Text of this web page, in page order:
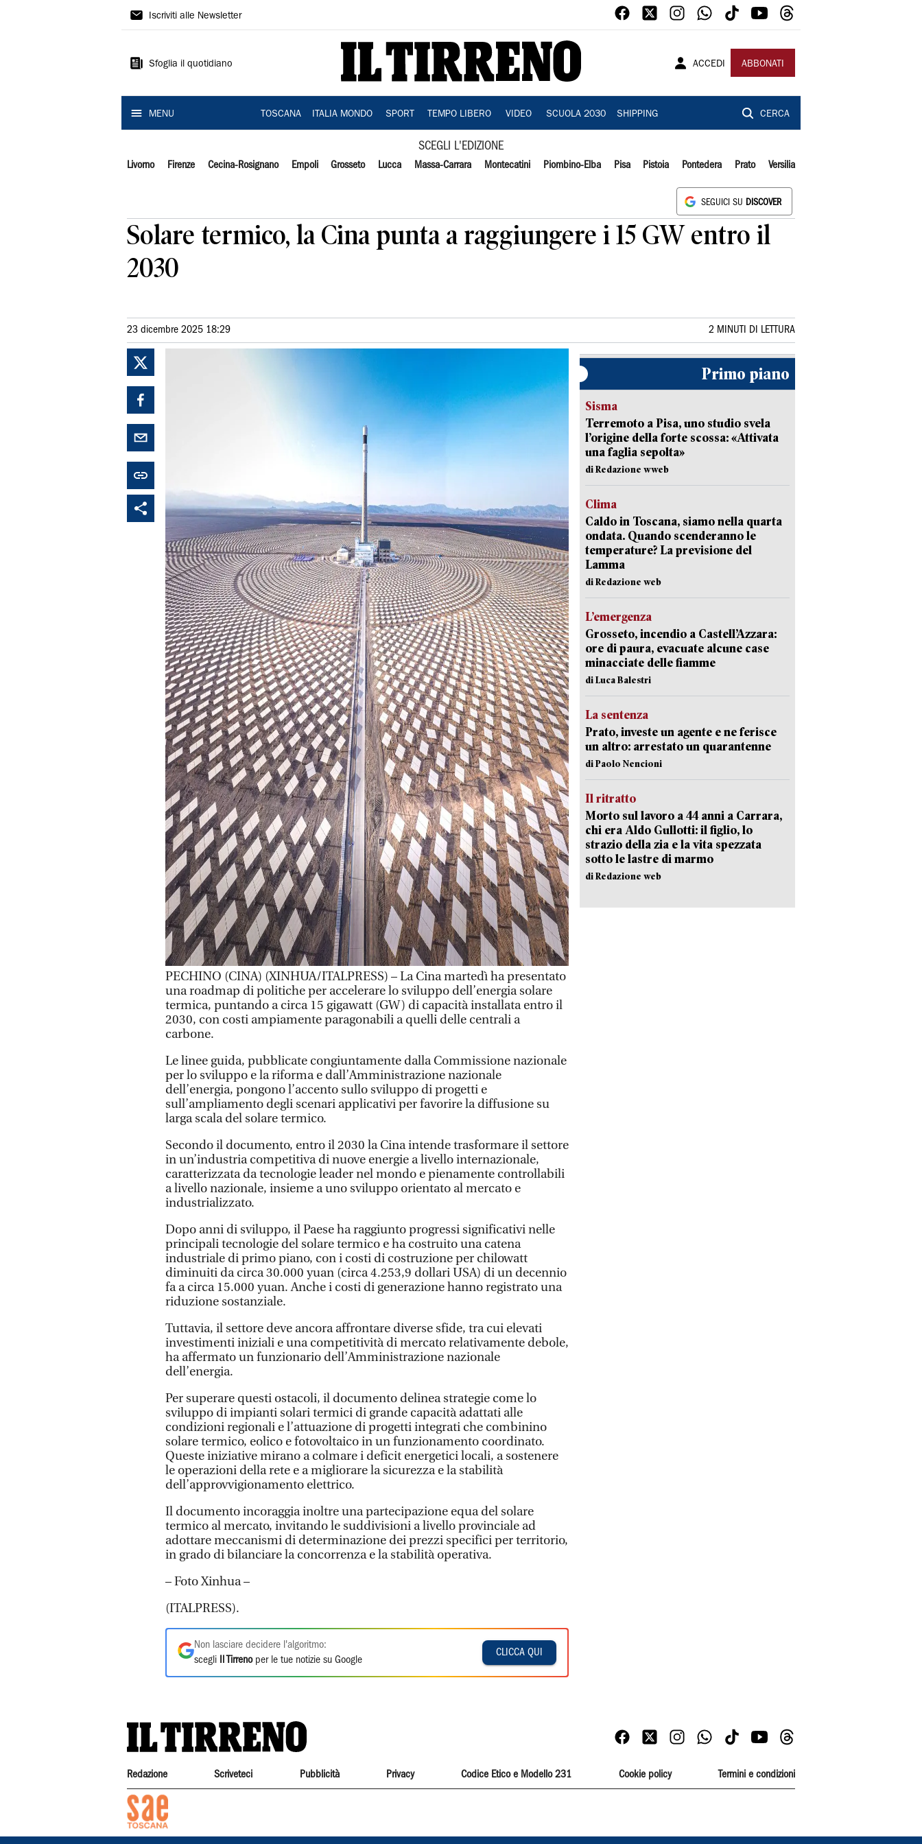
Il
Iscriviti alle Newsletter
Sfoglia il quotidiano ACCEDI ABBONATI
MENU TOSCANA ITALIA MONDO SPORT TEMPO LIBERO VIDEO SCUOLA 2030 SHIPPING CERCA
SCEGLI L'EDIZIONE
Livorno Firenze Cecina-Rosignano Empoli Grosseto Lucca Massa-Carrara Montecatini Piombino-Elba Pisa Pistoia Pontedera Prato Versilia
SEGUICI SU DISCOVER
Solare termico, la Cina punta a raggiungere i 15 GW entro il
2030
23 dicembre 2025 18:29 2 MINUTI DI LETTURA
PECHINO (CINA) (XINHUA/ITALPRESS) – La Cina martedì ha presentato
una roadmap di politiche per accelerare lo sviluppo dell’energia solare
termica, puntando a circa 15 gigawatt (GW) di capacità installata entro il
2030, con costi ampiamente paragonabili a quelli delle centrali a
carbone.
Le linee guida, pubblicate congiuntamente dalla Commissione nazionale
per lo sviluppo e la riforma e dall’Amministrazione nazionale
dell’energia, pongono l’accento sullo sviluppo di progetti e
sull’ampliamento degli scenari applicativi per favorire la diffusione su
larga scala del solare termico.
Secondo il documento, entro il 2030 la Cina intende trasformare il settore
in un’industria competitiva di nuove energie a livello internazionale,
caratterizzata da tecnologie leader nel mondo e pienamente controllabili
a livello nazionale, insieme a uno sviluppo orientato al mercato e
industrializzato.
Dopo anni di sviluppo, il Paese ha raggiunto progressi significativi nelle
principali tecnologie del solare termico e ha costruito una catena
industriale di primo piano, con i costi di costruzione per chilowatt
diminuiti da circa 30.000 yuan (circa 4.253,9 dollari USA) di un decennio
fa a circa 15.000 yuan. Anche i costi di generazione hanno registrato una
riduzione sostanziale.
Tuttavia, il settore deve ancora affrontare diverse sfide, tra cui elevati
investimenti iniziali e una competitività di mercato relativamente debole,
ha affermato un funzionario dell’Amministrazione nazionale
dell’energia.
Per superare questi ostacoli, il documento delinea strategie come lo
sviluppo di impianti solari termici di grande capacità adattati alle
condizioni regionali e l’attuazione di progetti integrati che combinino
solare termico, eolico e fotovoltaico in un funzionamento coordinato.
Queste iniziative mirano a colmare i deficit energetici locali, a sostenere
le operazioni della rete e a migliorare la sicurezza e la stabilità
dell’approvvigionamento elettrico.
Il documento incoraggia inoltre una partecipazione equa del solare
termico al mercato, invitando le suddivisioni a livello provinciale ad
adottare meccanismi di determinazione dei prezzi specifici per territorio,
in grado di bilanciare la concorrenza e la stabilità operativa.
– Foto Xinhua –
(ITALPRESS).
Non lasciare decidere l'algoritmo:
scegli
Il Tirrenoper le tue notizie su Google
CLICCA QUI
Primo piano
Sisma
Terremoto a Pisa, uno studio svela
l’origine della forte scossa: «Attivata
una faglia sepolta»
di Redazione wweb
Clima
Caldo in Toscana, siamo nella quarta
ondata. Quando scenderanno le
temperature? La previsione del
Lamma
di Redazione web
L’emergenza
Grosseto, incendio a Castell’Azzara:
ore di paura, evacuate alcune case
minacciate delle fiamme
di Luca Balestri
La sentenza
Prato, investe un agente e ne ferisce
un altro: arrestato un quarantenne
di Paolo Nencioni
Il ritratto
Morto sul lavoro a 44 anni a Carrara,
chi era Aldo Gullotti: il figlio, lo
strazio della zia e la vita spezzata
sotto le lastre di marmo
di Redazione web
Redazione Scriveteci Pubblicità Privacy Codice Etico e Modello 231 Cookie policy Termini e condizioni